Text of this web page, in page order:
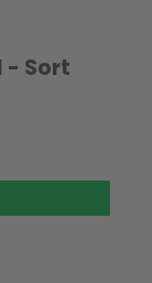
- Sort